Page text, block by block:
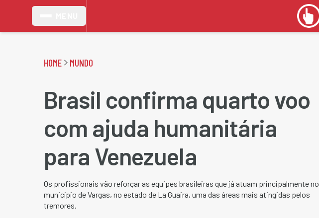
HOME MUNDO
Brasil confirma quarto voo
com ajuda humanitária
para Venezuela
Os profissionais vão reforçar as equipes brasileiras que já atuam principalmente no
município de Vargas, no estado de La Guaira, uma das áreas mais atingidas pelos
tremores.